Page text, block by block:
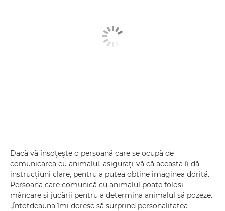
Dacă vă însoţeşte o persoană care se ocupă de
comunicarea cu animalul, asiguraţi-vă că aceasta îi dă
instrucţiuni clare, pentru a putea obţine imaginea dorită.
Persoana care comunică cu animalul poate folosi
mâncare şi jucării pentru a determina animalul să pozeze.
„Întotdeauna îmi doresc să surprind personalitatea